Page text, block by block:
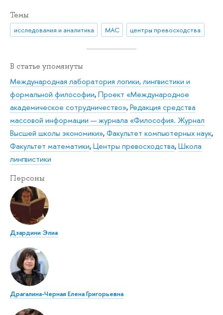
Темы
исследования и аналитика МАС центры превосходства
В статье упомянуты
Международная лаборатория логики, лингвистики и
формальной философии,Проект «Международное
академическое сотрудничество»,Редакция средства
массовой информации — журнала «Философия. Журнал
Высшей школы экономики»,Факультет компьютерных наук,
Факультет математики,Центры превосходства,Школа
лингвистики
Персоны
Дзардини Элиа
Драгалина-Черная Елена Григорьевна